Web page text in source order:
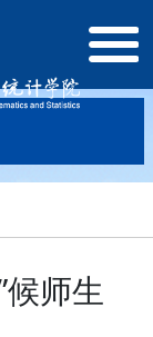
候师生